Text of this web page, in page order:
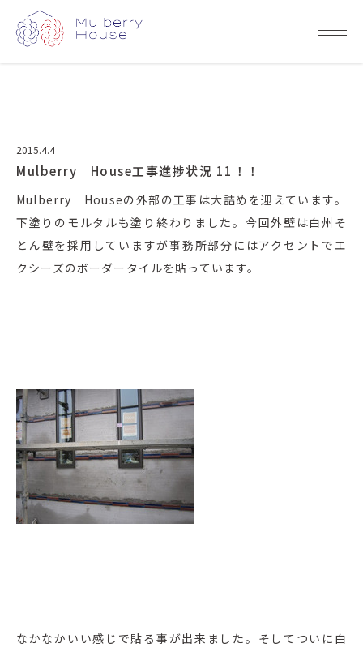
2015.4.4
Mulberry House工事進捗状況 11！！
Mulberry Houseの外部の工事は大詰めを迎えています。
下塗りのモルタルも塗り終わりました。今回外壁は白州そ
とん壁を採用していますが事務所部分にはアクセントでエ
クシーズのボーダータイルを貼っています。
なかなかいい感じで貼る事が出来ました。そしてついに白